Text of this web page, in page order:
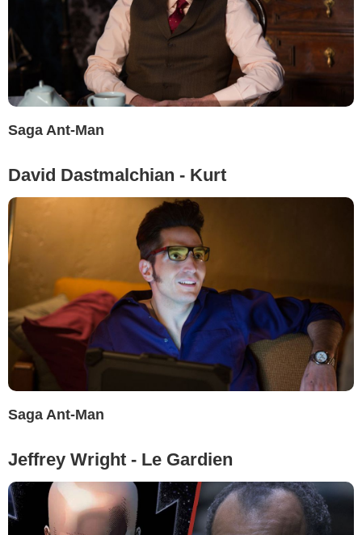
Saga Ant-Man
David Dastmalchian - Kurt
Saga Ant-Man
Jeffrey Wright - Le Gardien